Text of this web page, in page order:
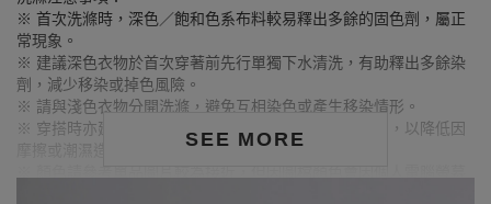
SEE MORE
※ 首次洗滌時，深色／飽和色系布料較易釋出多餘的固色劑，屬正
常現象。
※ 建議深色衣物於首次穿著前先行單獨下水清洗，有助釋出多餘染
劑，減少移染或掉色風險。
※ 請與淺色衣物分開洗滌，避免互相染色或產生移染情形。
※ 穿搭時亦建議避免與淺色配件、包款、飾品一同使用，以降低因
摩擦或潮濕造成染色的可能性。